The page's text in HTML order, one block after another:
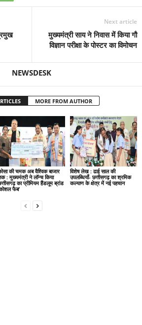
Next article
मुख्यमंत्री साय ने निवास में किया गौ
विज्ञान परीक्षा के पोस्टर का विमोचन
NEWSDESK
MORE FROM AUTHOR
की चमक अब वैश्विक बाजार
: मुख्यमंत्री ने लॉन्च किया
का प्रीमियम हैंडलूम ब्रांड
फैब’
विशेष लेख : ढाई साल की
उपलब्धियाँ- छत्तीसगढ़ का श्रमिक
कल्याण के क्षेत्र में नई पहचान